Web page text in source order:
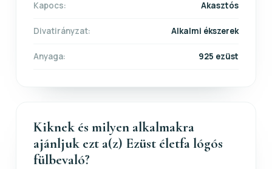
Kapocs: Akasztós
Divatirányzat: Alkalmi ékszerek
Anyaga: 925 ezüst
Kiknek és milyen alkalmakra
ajánljuk ezt a(z) Ezüst életfa lógós
fülbevaló?